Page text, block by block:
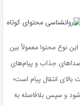
نوع محتوا معمولاً بین
جذاب و پیام‌های
انتقال پیام است؛
و سپس بلافاصله به